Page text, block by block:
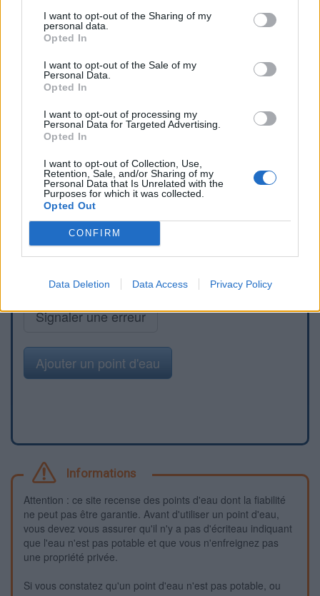
I want to opt-out of the Sharing of my
personal data.
Opted In
I want to opt-out of the Sale of my
Personal Data.
Opted In
I want to opt-out of processing my
Personal Data for Targeted Advertising.
Opted In
I want to opt-out of Collection, Use,
Retention, Sale, and/or Sharing of my
Personal Data that Is Unrelated with the
Purposes for which it was collected.
Opted Out
CONFIRM
Data Deletion Data Access Privacy Policy
Signaler une erreur
Ajouter un point d'eau
Informations
Attention : ce site recense des points d'eau dont la fiabilité
ne peut pas être garantie. Avant d'utiliser un point d'eau,
vous devez vous assurer qu'il n'y a pas d'écriteau indiquant
que l'eau n'est pas potable et que vous n'enfreignez pas
une propriété privée.
Si vous constatez qu'un point d'eau n'est pas potable, ou